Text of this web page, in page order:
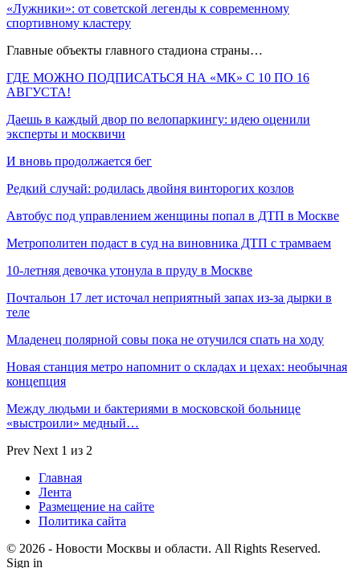
«Лужники»: от советской легенды к современному
спортивному кластеру
Главные объекты главного стадиона страны…
ГДЕ МОЖНО ПОДПИСАТЬСЯ НА «МК» С 10 ПО 16
АВГУСТА!
Даешь в каждый двор по велопаркингу: идею оценили
эксперты и москвичи
И вновь продолжается бег
Редкий случай: родилась двойня винторогих козлов
Автобус под управлением женщины попал в ДТП в Москве
Метрополитен подаст в суд на виновника ДТП с трамваем
10-летняя девочка утонула в пруду в Москве
Почтальон 17 лет источал неприятный запах из-за дырки в
теле
Младенец полярной совы пока не отучился спать на ходу
Новая станция метро напомнит о складах и цехах: необычная
концепция
Между людьми и бактериями в московской больнице
«выстроили» медный…
Prev Next 1 из 2
Главная
Лента
Размещение на сайте
Политика сайта
© 2026 - Новости Москвы и области. All Rights Reserved.
Sign in